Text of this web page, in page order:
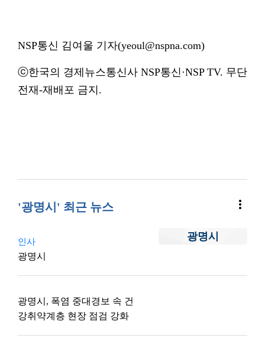
NSP통신 김여울 기자(yeoul@nspna.com)
ⓒ한국의 경제뉴스통신사 NSP통신·NSP TV. 무단
전재-재배포 금지.
'광명시' 최근 뉴스 more_vert
광명시
인사
광명시
광명시, 폭염 중대경보 속 건
강취약계층 현장 점검 강화